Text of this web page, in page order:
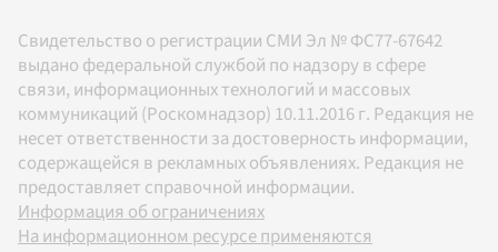
Свидетельство о регистрации СМИ Эл № ФС77-67642
выдано федеральной службой по надзору в сфере
связи, информационных технологий и массовых
коммуникаций (Роскомнадзор) 10.11.2016 г. Редакция не
несет ответственности за достоверность информации,
содержащейся в рекламных объявлениях. Редакция не
предоставляет справочной информации.
Информация об ограничениях
На информационном ресурсе применяются